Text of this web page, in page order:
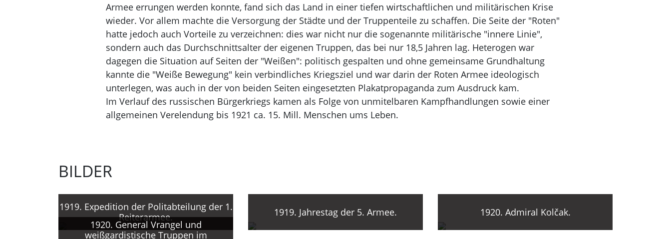
Armee errungen werden konnte, fand sich das Land in einer tiefen wirtschaftlichen und militärischen Krise
wieder. Vor allem machte die Versorgung der Städte und der Truppenteile zu schaffen. Die Seite der "Roten"
hatte jedoch auch Vorteile zu verzeichnen: dies war nicht nur die sogenannte militärische "innere Linie",
sondern auch das Durchschnittsalter der eigenen Truppen, das bei nur 18,5 Jahren lag. Heterogen war
dagegen die Situation auf Seiten der "Weißen": politisch gespalten und ohne gemeinsame Grundhaltung
kannte die "Weiße Bewegung" kein verbindliches Kriegsziel und war darin der Roten Armee ideologisch
unterlegen, was auch in der von beiden Seiten eingesetzten Plakatpropaganda zum Ausdruck kam.
Im Verlauf des russischen Bürgerkriegs kamen als Folge von unmitelbaren Kampfhandlungen sowie einer
allgemeinen Verelendung bis 1921 ca. 15. Mill. Menschen ums Leben.
BILDER
1919. Expedition der Politabteilung der 1.
Reiterarmee.
1919. Jahrestag der 5. Armee.
1920. Admiral Kolčak.
1920. General Vrangel und
weißgardistische Truppen im